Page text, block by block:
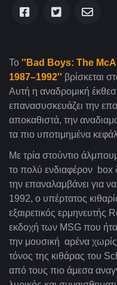
Το '' Bad Boys: The
1987–1992'' βρίσκεται
Αυτή η αναδρομική
επανασυσκευάζει την
αποκαθιστά, την
τα πιο υποτιμημένα
Με τρία στούντιο
το πολύ ενδιαφέρον box
την επαναλαμβάνει για
1992, ο υπέρτατος
εξαιρετικός ερμηνευτής
εκδοχή των MSG που
την μουσική αρένα
τόνος της κιθάρας του
από τους πιο άμεσα